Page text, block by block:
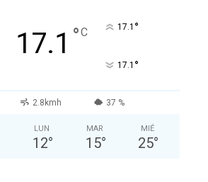
17.1 °C 17.1 °
17.1 °
2.8kmh 37 %
LUN
12°
MAR
15°
MIÉ
25°